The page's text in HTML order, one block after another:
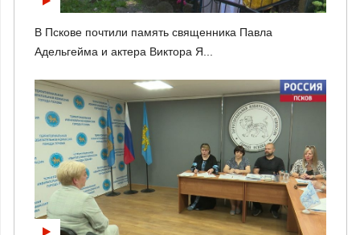
В Пскове почтили память священника Павла
Адельгейма и актера Виктора Я...